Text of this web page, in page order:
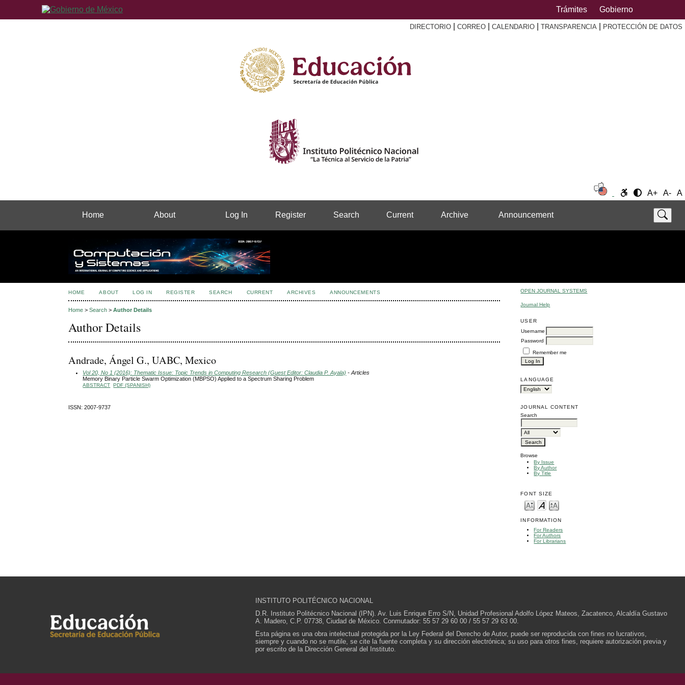
Trámites Gobierno
DIRECTORIO CORREO CALENDARIO TRANSPARENCIA PROTECCIÓN DE DATOS
A+ A- A
Home About Log In Register Search Current Archive Announcement
OPEN JOURNAL SYSTEMS
Journal Help
USER
Username
Password
Remember me
LANGUAGE
JOURNAL CONTENT
Search
Browse
By Issue
By Author
By Title
FONT SIZE
INFORMATION
For Readers
For Authors
For Librarians
HOME ABOUT LOG IN REGISTER SEARCH CURRENT ARCHIVES ANNOUNCEMENTS
Home >Search >Author Details
Author Details
Andrade, Ángel G., UABC, Mexico
Vol 20, No 1 (2016): Thematic Issue: Topic Trends in Computing Research (Guest Editor: Claudia P. Ayala) - Articles
Memory Binary Particle Swarm Optimization (MBPSO) Applied to a Spectrum Sharing Problem
ABSTRACT PDF (SPANISH)
ISSN: 2007-9737
INSTITUTO POLITÉCNICO NACIONAL
D.R. Instituto Politécnico Nacional (IPN). Av. Luis Enrique Erro S/N, Unidad Profesional Adolfo López Mateos, Zacatenco, Alcaldía Gustavo
A. Madero, C.P. 07738, Ciudad de México. Conmutador: 55 57 29 60 00 / 55 57 29 63 00.
Esta página es una obra intelectual protegida por la Ley Federal del Derecho de Autor, puede ser reproducida con fines no lucrativos,
siempre y cuando no se mutile, se cite la fuente completa y su dirección electrónica; su uso para otros fines, requiere autorización previa y
por escrito de la Dirección General del Instituto.